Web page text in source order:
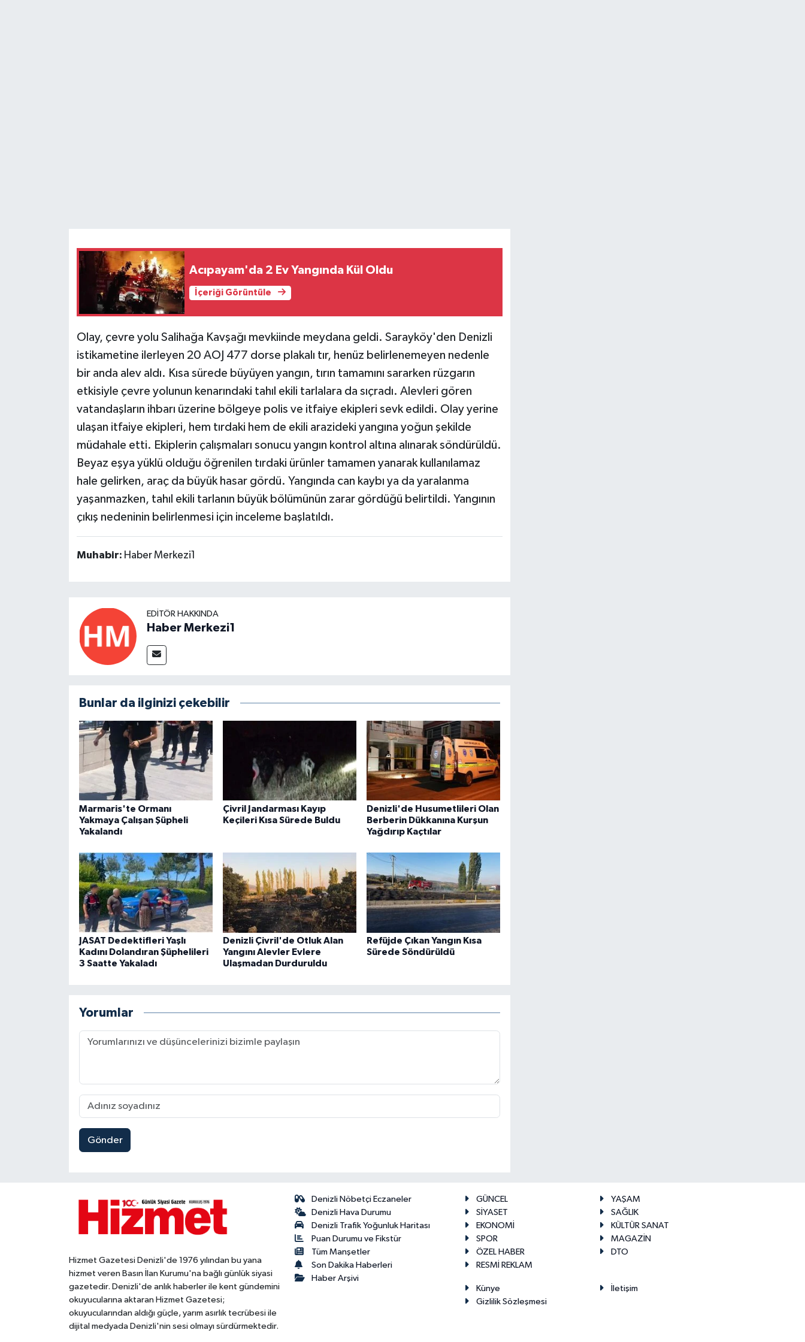
Acıpayam'da 2 Ev Yangında Kül Oldu
İçeriği Görüntüle
Olay, çevre yolu Salihağa Kavşağı mevkiinde meydana geldi. Sarayköy'den Denizli
istikametine ilerleyen 20 AOJ 477 dorse plakalı tır, henüz belirlenemeyen nedenle
bir anda alev aldı. Kısa sürede büyüyen yangın, tırın tamamını sararken rüzgarın
etkisiyle çevre yolunun kenarındaki tahıl ekili tarlalara da sıçradı. Alevleri gören
vatandaşların ihbarı üzerine bölgeye polis ve itfaiye ekipleri sevk edildi. Olay yerine
ulaşan itfaiye ekipleri, hem tırdaki hem de ekili arazideki yangına yoğun şekilde
müdahale etti. Ekiplerin çalışmaları sonucu yangın kontrol altına alınarak söndürüldü.
Beyaz eşya yüklü olduğu öğrenilen tırdaki ürünler tamamen yanarak kullanılamaz
hale gelirken, araç da büyük hasar gördü. Yangında can kaybı ya da yaralanma
yaşanmazken, tahıl ekili tarlanın büyük bölümünün zarar gördüğü belirtildi. Yangının
çıkış nedeninin belirlenmesi için inceleme başlatıldı.
Muhabir: Haber Merkezi1
EDITÖR HAKKINDA
Haber Merkezi1
Bunlar da ilginizi çekebilir
Marmaris'te Ormanı
Yakmaya Çalışan Şüpheli
Yakalandı
Çivril Jandarması Kayıp
Keçileri Kısa Sürede Buldu
Denizli'de Husumetlileri Olan
Berberin Dükkanına Kurşun
Yağdırıp Kaçtılar
JASAT Dedektifleri Yaşlı
Kadını Dolandıran Şüphelileri
3 Saatte Yakaladı
Denizli Çivril'de Otluk Alan
Yangını Alevler Evlere
Ulaşmadan Durduruldu
Refüjde Çıkan Yangın Kısa
Sürede Söndürüldü
Yorumlar
Gönder
Hizmet Gazetesi Denizli'de 1976 yılından bu yana
hizmet veren Basın İlan Kurumu'na bağlı günlük siyasi
gazetedir. Denizli'de anlık haberler ile kent gündemini
okuyucularına aktaran Hizmet Gazetesi;
okuyucularından aldığı güçle, yarım asırlık tecrübesi ile
dijital medyada Denizli'nin sesi olmayı sürdürmektedir.
Denizli Nöbetçi Eczaneler
Denizli Hava Durumu
Denizli Trafik Yoğunluk Haritası
Puan Durumu ve Fikstür
Tüm Manşetler
Son Dakika Haberleri
Haber Arşivi
GÜNCEL
YAŞAM
SİYASET
SAĞLIK
EKONOMİ
KÜLTÜR SANAT
SPOR
MAGAZİN
ÖZEL HABER
DTO
RESMİ REKLAM
Künye
İletişim
Gizlilik Sözleşmesi